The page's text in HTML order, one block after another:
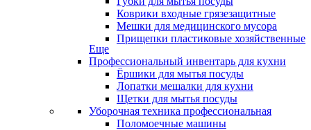
Коврики входные грязезащитные
Мешки для медицинского мусора
Прищепки пластиковые хозяйственные
Еще
Профессиональный инвентарь для кухни
Ёршики для мытья посуды
Лопатки мешалки для кухни
Щетки для мытья посуды
Уборочная техника профессиональная
Поломоечные машины